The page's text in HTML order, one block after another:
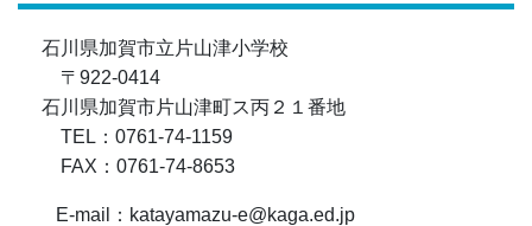
石川県加賀市立片山津小学校
〒922-0414
石川県加賀市片山津町ス丙２１番地
TEL：0761-74-1159
FAX：0761-74-8653
E-mail：katayamazu-e@kaga.ed.jp